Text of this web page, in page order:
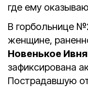
где ему
В горбольнице
женщине,
Новенькое
зафиксирована
Пострадавшую